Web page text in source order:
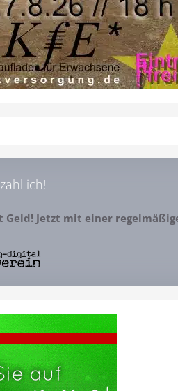
ich!
Geld! Jetzt mit einer